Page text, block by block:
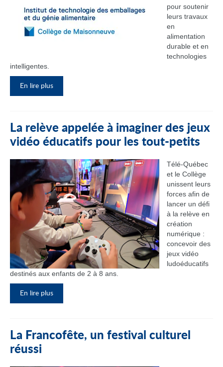
pour soutenir
leurs travaux
en
alimentation
durable et en
technologies
intelligentes.
En lire plus
La relève appelée à imaginer des jeux
vidéo éducatifs pour les tout-petits
Télé-Québec
et le Collège
unissent leurs
forces afin de
lancer un défi
à la relève en
création
numérique :
concevoir des
jeux vidéo
ludoéducatifs
destinés aux enfants de 2 à 8 ans.
En lire plus
La Francofête, un festival culturel
réussi